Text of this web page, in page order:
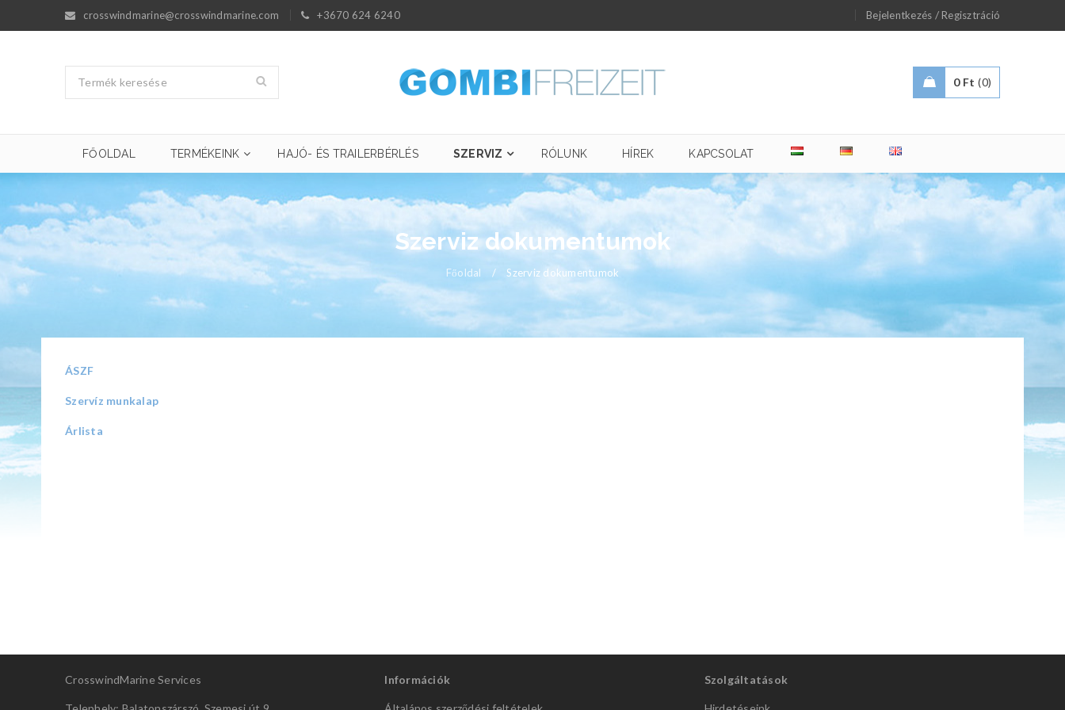
crosswindmarine@crosswindmarine.com +3670 624 6240 Bejelentkezés / Regisztráció
0 Ft 0
FŐOLDAL TERMÉKEINK HAJÓ- ÉS TRAILERBÉRLÉS SZERVIZ RÓLUNK HÍREK KAPCSOLAT
Szerviz dokumentumok
Főoldal / Szerviz dokumentumok
ÁSZF
Szervíz munkalap
Árlista
CrosswindMarine Services Információk Szolgáltatások